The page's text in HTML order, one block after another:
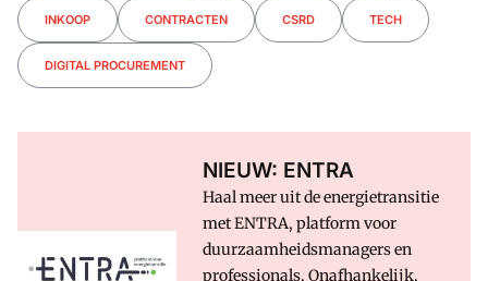
INKOOP CONTRACTEN CSRD TECH
DIGITAL PROCUREMENT
NIEUW: ENTRA
Haal meer uit de energietransitie
met ENTRA, platform voor
duurzaamheidsmanagers en
professionals. Onafhankelijk,